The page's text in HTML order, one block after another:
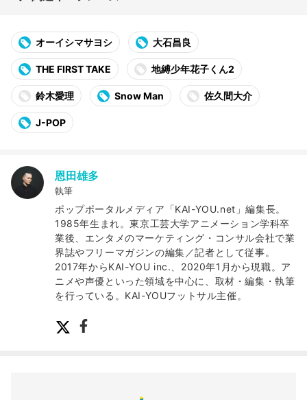
オーイシマサヨシ 大石昌良
THE FIRST TAKE 地縛少年花子くん2
鈴木愛理 Snow Man 佐久間大介
J-POP
恩田雄多
執筆
ポップポータルメディア「KAI-YOU.net」編集長。
1985年生まれ。東京工芸大学アニメーション学科卒
業後、エンタメのマーケティング・コンサル会社で業
界誌やフリーマガジンの編集／記者として従事。
2017年からKAI-YOU inc.、2020年1月から現職。ア
ニメや声優といった領域を中心に、取材・編集・執筆
を行っている。KAI-YOUフットサル主催。